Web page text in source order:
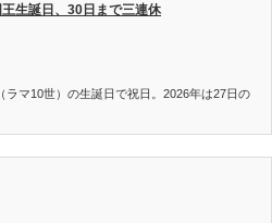
生誕日、30日まで三連休
マ10世）の生誕日で祝日。2026年は27日の